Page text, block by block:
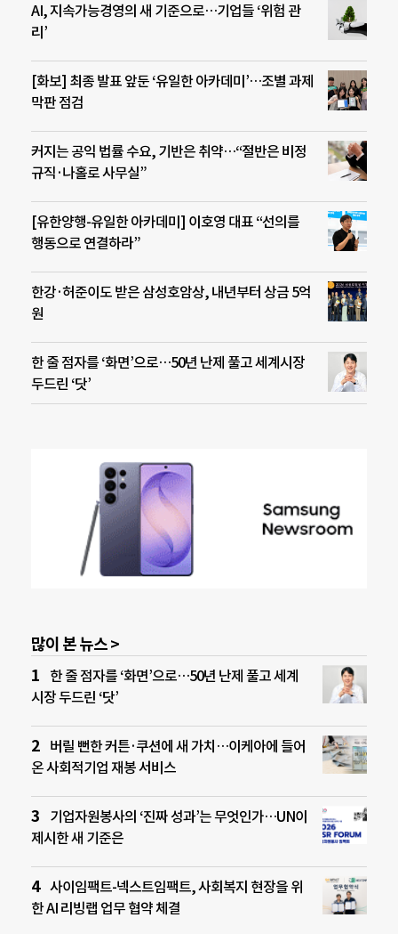
AI, 지속가능경영의 새 기준으로…기업들 ‘위험 관
리’
[화보] 최종 발표 앞둔 ‘유일한 아카데미’…조별 과제
막판 점검
커지는 공익 법률 수요, 기반은 취약…“절반은 비정
규직·나홀로 사무실”
[유한양행-유일한 아카데미] 이호영 대표 “선의를
행동으로 연결하라”
한강·허준이도 받은 삼성호암상, 내년부터 상금 5억
원
한 줄 점자를 ‘화면’으로…50년 난제 풀고 세계시장
두드린 ‘닷’
많이 본 뉴스 >
한 줄 점자를 ‘화면’으로…50년 난제 풀고 세계
시장 두드린 ‘닷’
버릴 뻔한 커튼·쿠션에 새 가치…이케아에 들어
온 사회적기업 재봉 서비스
기업자원봉사의 ‘진짜 성과’는 무엇인가…UN이
제시한 새 기준은
사이임팩트-넥스트임팩트, 사회복지 현장을 위
한 AI 리빙랩 업무 협약 체결